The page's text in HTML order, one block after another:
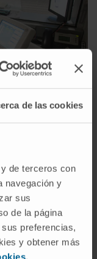
de las cookies
de terceros con
navegación y
sus
de la página
preferencias,
y obtener más
.
no
Espanha,
imagem,
e uma
tecidos.
Next